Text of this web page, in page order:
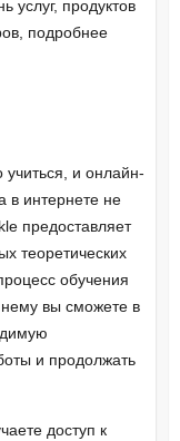
услуг, продуктов
подробнее
и онлайн-
в интернете не
предоставляет
теоретических
обучения
вы сможете в
и продолжать
доступ к